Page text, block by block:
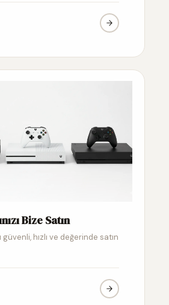
Bize Satın
güvenli, hızlı ve değerinde satın